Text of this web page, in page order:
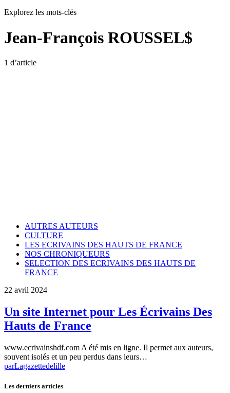
Explorez les mots-clés
Jean-François ROUSSEL$
1 d’article
AUTRES AUTEURS
CULTURE
LES ECRIVAINS DES HAUTS DE FRANCE
NOS CHRONIQUEURS
SELECTION DES ECRIVAINS DES HAUTS DE
FRANCE
22 avril 2024
Un site Internet pour Les Écrivains Des
Hauts de France
www.ecrivainshdf.com A été mis en ligne. Il permet aux auteurs,
souvent isolés et un peu perdus dans leurs…
parLagazettedelille
Les derniers articles